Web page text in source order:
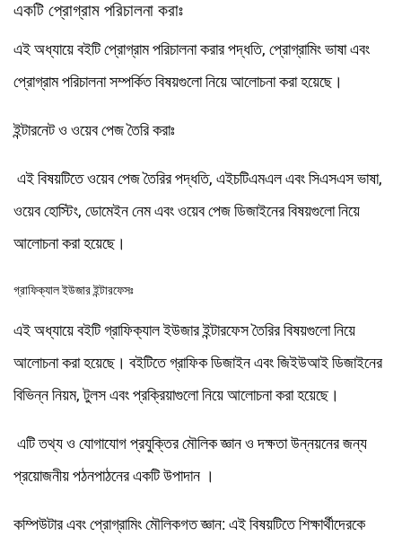
একটি প্রোগ্রাম পরিচালনা করাঃ
এই অধ্যায়ে বইটি প্রোগ্রাম পরিচালনা করার পদ্ধতি, প্রোগ্রামিং ভাষা এবং
প্রোগ্রাম পরিচালনা সম্পর্কিত বিষয়গুলো নিয়ে আলোচনা করা হয়েছে।
ইন্টারনেট ও ওয়েব পেজ তৈরি করাঃ
এই বিষয়টিতে ওয়েব পেজ তৈরির পদ্ধতি, এইচটিএমএল এবং সিএসএস ভাষা,
ওয়েব হোস্টিং, ডোমেইন নেম এবং ওয়েব পেজ ডিজাইনের বিষয়গুলো নিয়ে
আলোচনা করা হয়েছে।
গ্রাফিক্যাল ইউজার ইন্টারফেসঃ
এই অধ্যায়ে বইটি গ্রাফিক্যাল ইউজার ইন্টারফেস তৈরির বিষয়গুলো নিয়ে
আলোচনা করা হয়েছে। বইটিতে গ্রাফিক ডিজাইন এবং জিইউআই ডিজাইনের
বিভিন্ন নিয়ম, টুলস এবং প্রক্রিয়াগুলো নিয়ে আলোচনা করা হয়েছে।
এটি তথ্য ও যোগাযোগ প্রযুক্তির মৌলিক জ্ঞান ও দক্ষতা উন্নয়নের জন্য
প্রয়োজনীয় পঠনপাঠনের একটি উপাদান ।
কম্পিউটার এবং প্রোগ্রামিং মৌলিকগত জ্ঞান: এই বিষয়টিতে শিক্ষার্থীদেরকে